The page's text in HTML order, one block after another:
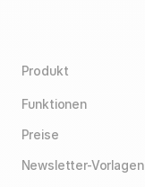
Produkt
Funktionen
Preise
Newsletter-Vorlagen